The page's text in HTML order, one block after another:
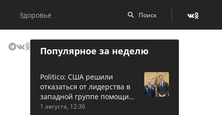
Здоровье
Популярное за неделю
Politico: США решили
отказаться от лидерства в
западной группе помощи
Украине
1 августа, 12:36